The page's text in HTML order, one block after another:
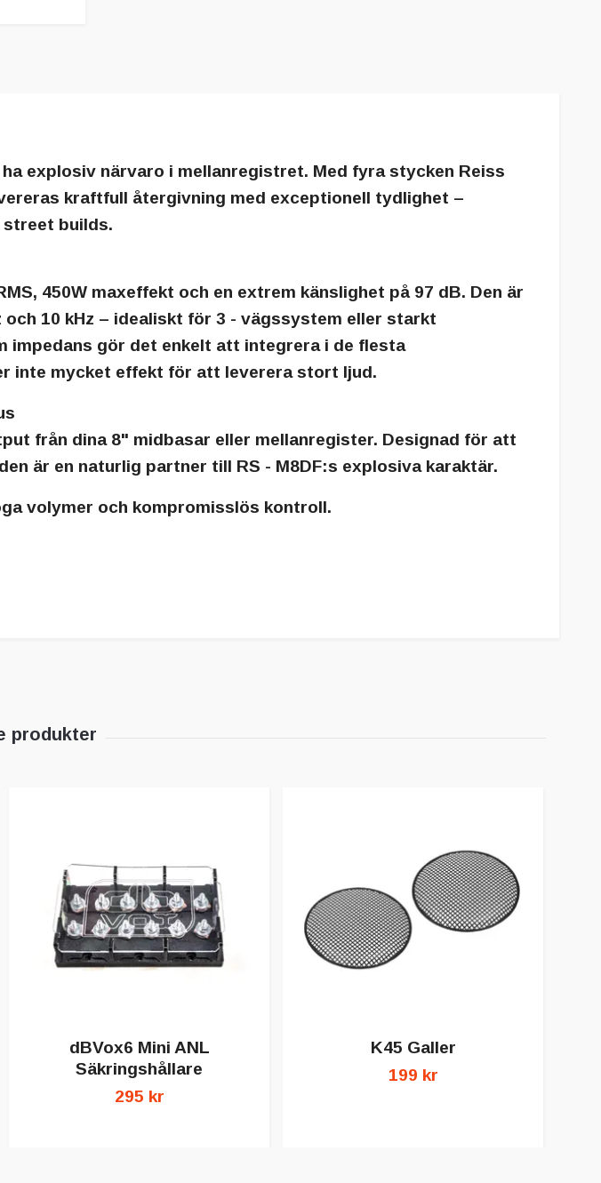
explosiv närvaro i mellanregistret. Med fyra stycken Reiss
kraftfull återgivning med exceptionell tydlighet –
builds.
, 450W maxeffekt och en extrem känslighet på 97 dB. Den är
och 10 kHz – idealiskt för 3 - vägssystem eller starkt
impedans gör det enkelt att integrera i de flesta
inte mycket effekt för att leverera stort ljud.
från dina 8" midbasar eller mellanregister. Designad för att
är en naturlig partner till RS - M8DF:s explosiva karaktär.
volymer och kompromisslös kontroll.
dBVox6 Mini ANL
Säkringshållare
295 kr
K45 Galler
199 kr